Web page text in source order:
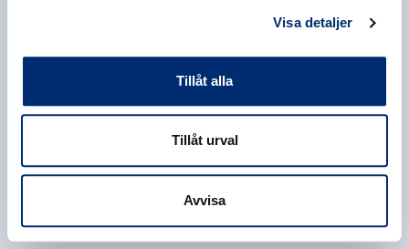
Visa detaljer
Tillåt alla
Tillåt urval
Avvisa